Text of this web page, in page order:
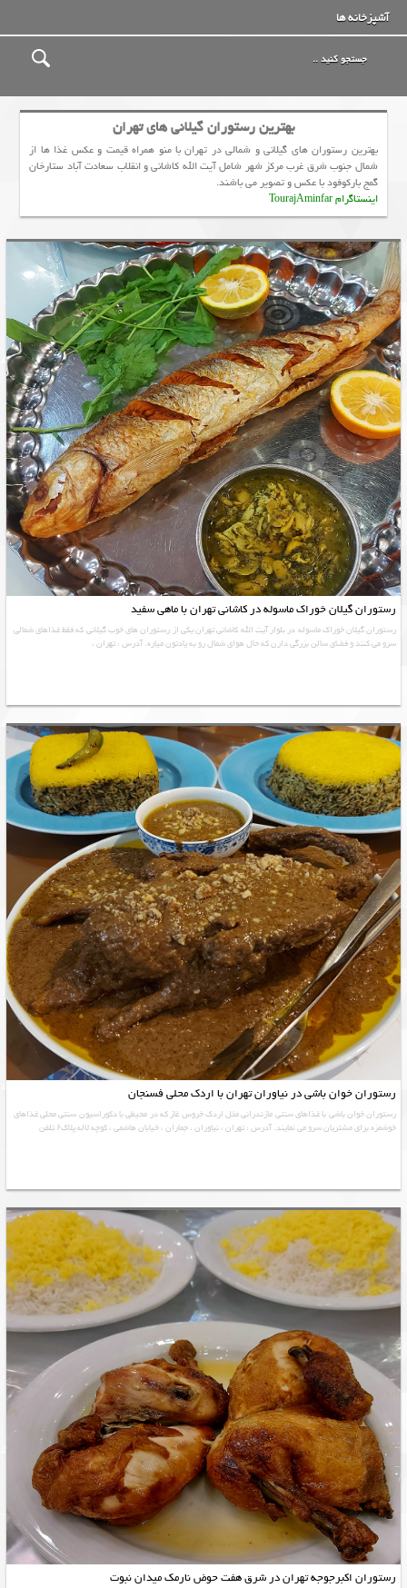
آشپزخانه ها
بهترین رستوران گیلانی های تهران
بهترین رستوران های گيلاني و شمالی در تهران با منو همراه قیمت و عکس غذا ها از
شمال جنوب شرق غرب مرکز شهر شامل آیت الله کاشانی و انقلاب سعادت آباد ستارخان
گمج بارکوفود با عکس و تصویر می باشند.
اینستاگرام TourajAminfar
رستوران گیلان خوراک ماسوله در کاشانی تهران با ماهی سفید
رستوران گیلان خوراک ماسوله در بلوار آیت الله کاشانی تهران یکی از رستوران های خوب گیلانی که فقط غذاهای شمالی
سرو می کنند و فضای سالن بزرگی دارن که حال هوای شمال رو به یادتون میاره. آدرس : تهران ،
رستوران خوان باشی در نیاوران تهران با اردک محلی فسنجان
رستوران خوان باشی با غذاهای سنتی مازندرانی مثل اردک خروس غاز که در محیطی با دکوراسیون سنتی محلی غذاهای
خوشمزه برای مشتریان سرو می نمایند. آدرس : تهران ، نیاوران ، جماران ، خیابان هاشمی ، کوچه لاله پلاک۶ تلفن
رستوران اکبرجوجه تهران در شرق هفت حوض نارمک میدان نبوت